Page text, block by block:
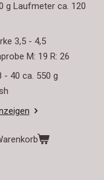
g Laufmeter ca. 120
3,5 - 4,5
M: 19 R: 26
- 40 ca. 550 g